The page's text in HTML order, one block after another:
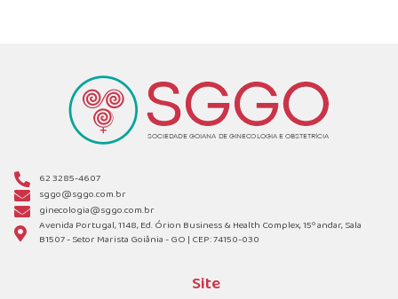
62 3285-4607
sggo@sggo.com.br
ginecologia@sggo.com.br
Avenida Portugal, 1148, Ed. Órion Business & Health Complex, 15º andar, Sala
B1507 - Setor Marista Goiânia - GO | CEP: 74150-030
Site